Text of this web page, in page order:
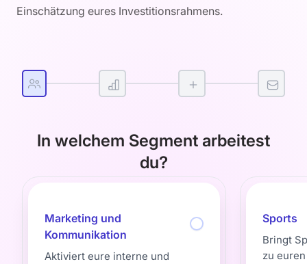
Einschätzung eures Investitionsrahmens.
In welchem Segment arbeitest
du?
Marketing und
Kommunikation
Aktiviert eure interne und
Sports
Bringt
zu